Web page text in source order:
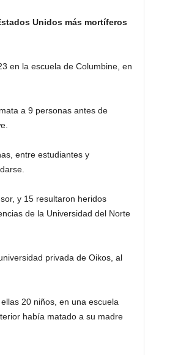
Unidos más mortíferos
en la escuela de Columbine, en
a 9 personas antes de
entre estudiantes y
y 15 resultaron heridos
de la Universidad del Norte
privada de Oikos, al
20 niños, en una escuela
había matado a su madre